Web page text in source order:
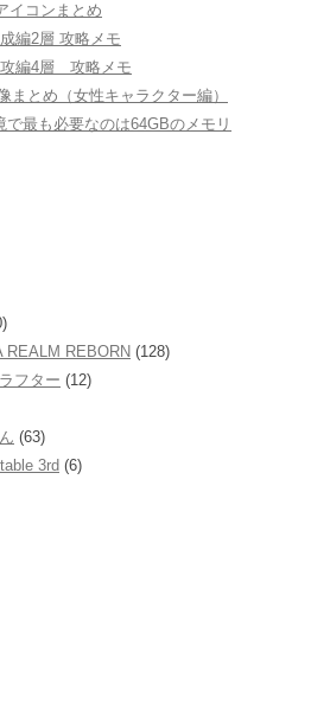
イコンまとめ
編2層 攻略メモ
攻編4層 攻略メモ
まとめ（女性キャラクター編）
最も必要なのは64GBのメモリ
REALM REBORN (128)
フター (12)
(63)
3rd (6)